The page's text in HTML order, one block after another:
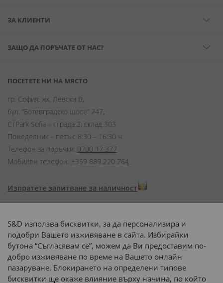
ЗА КЛИЕНТИ
ЗАЩО ДА ПОРЪЧАТЕ ОТ НАС?
ПОСЕТЕТЕ НИ НА МЯСТО
гр. София, жк. Левски В,
бул. “Ботевградско шосе” 247,
CTPark Sofia – сграда 3, склад 303
Понеделник – петък: 8:30 – 16:30 ч.
Телефон за поръчки: 0700 17 377
Мобилен телефон: +359 889 220 764
Изпратете запитване за наличност
Начини на плащане:
Доставка до адрес с:
S&D използва бисквитки, за да персонализира и
подобри Вашето изживяване в сайта. Избирайки
бутона “Съгласявам се”, можем да Ви предоставим по-
добро изживяване по време на Вашето онлайн
пазаруване. Блокирането на определени типове
бисквитки ще окаже влияние върху начина, по който